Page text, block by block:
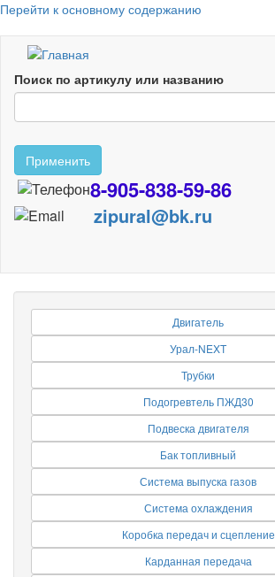
Перейти к основному содержанию
Поиск по артикулу или названию
Применить
8-905-838-59-86
zipural@bk.ru
Двигатель
Урал-NEXT
Трубки
Подогревтель ПЖД30
Подвеска двигателя
Бак топливный
Система выпуска газов
Система охлаждения
Коробка передач и сцепление
Карданная передача